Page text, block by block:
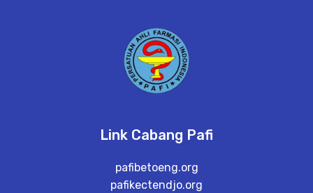
Link Cabang Pafi
pafibetoeng.org
pafikectendjo.org